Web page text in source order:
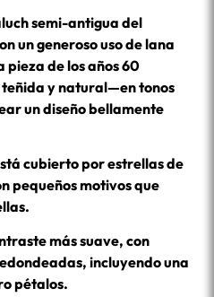
semi-antigua del
un generoso uso de lana
pieza de los años 60
y natural—en tonos
un diseño bellamente
cubierto por estrellas de
pequeños motivos que
más suave, con
incluyendo una
pétalos.